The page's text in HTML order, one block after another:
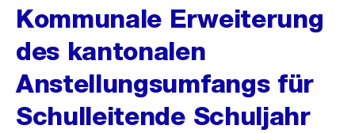
Kommunale Erweiterung
des kantonalen
Anstellungsumfangs für
Schulleitende Schuljahr